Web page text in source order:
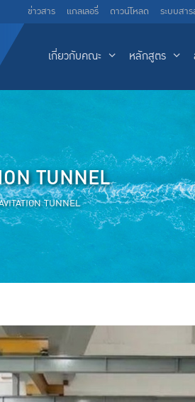
ข่าวสาร แกลเลอรี่ ดาวน์โหลด ระบบสา
เกี่ยวกับคณะ หลักสูตร
TUNNEL
TUNNEL